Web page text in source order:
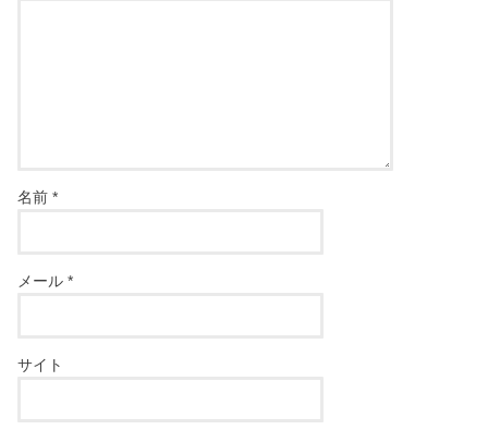
名前*
メール*
サイト